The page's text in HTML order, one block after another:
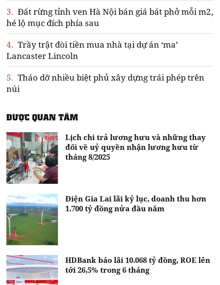
3. Đất rừng tỉnh ven Hà Nội bán giá bát phở mỗi m2,
hé lộ mục đích phía sau
4. Trầy trật đòi tiền mua nhà tại dự án ‘ma’
Lancaster Lincoln
5. Tháo dỡ nhiều biệt phủ xây dựng trái phép trên
núi
ĐƯỢC QUAN TÂM
Lịch chi trả lương hưu và những thay
đổi về uỷ quyền nhận lương hưu từ
tháng 8/2025
Điện Gia Lai lãi kỷ lục, doanh thu hơn
1.700 tỷ đồng nửa đầu năm
HDBank báo lãi 10.068 tỷ đồng, ROE lên
tới 26,5% trong 6 tháng